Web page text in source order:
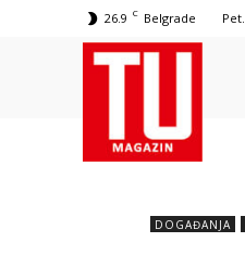
26.9 C Belgrade
DOGAĐANJA